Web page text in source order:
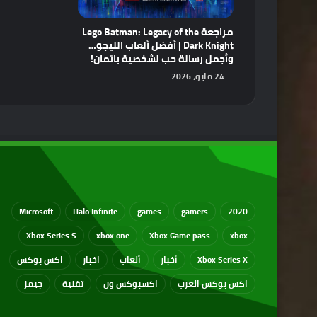
مراجعة Lego Batman: Legacy of the
Dark Knight | أفضل ألعاب الليجو…
وأجمل رسالة حب لشخصية باتمان!
24 مايو، 2026
2020
gamers
games
Halo Infinite
Microsoft
xbox
Xbox Game pass
xbox one
Xbox Series S
Xbox Series X
أخبار ألعاب اخبار
اكس بوكس
اكس بوكس العرب
اكسبوكس ون تقنية جيمز